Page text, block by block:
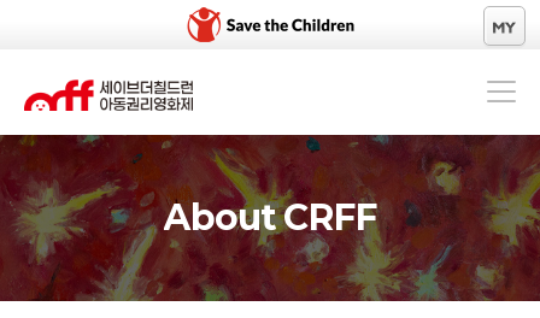
About CRFF
10년의 질문
About CRFF